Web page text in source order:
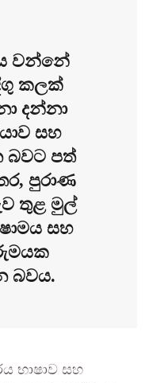
වන්නේ
කලක්
දන්නා
සහ
පත්
පුරාණ
තුළ මුල්
සහ
බවය.
භාෂාව සහ